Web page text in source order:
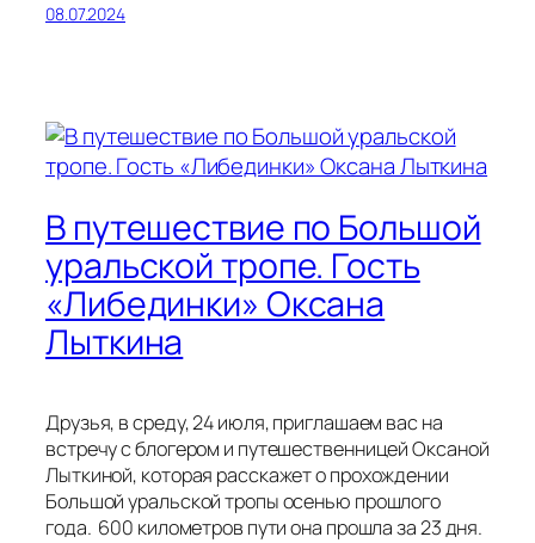
08.07.2024
В путешествие по Большой
уральской тропе. Гость
«Либединки» Оксана
Лыткина
Друзья, в среду, 24 июля, приглашаем вас на
встречу с блогером и путешественницей Оксаной
Лыткиной, которая расскажет о прохождении
Большой уральской тропы осенью прошлого
года. 600 километров пути она прошла за 23 дня.